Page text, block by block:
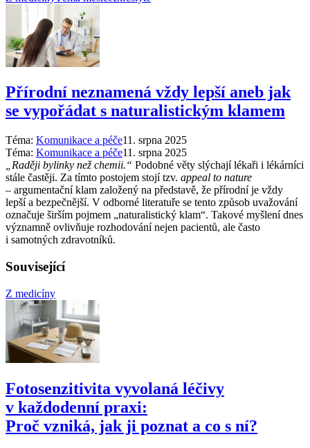
Přírodní neznamená vždy lepší aneb jak
se vypořádat s naturalistickým klamem
Téma: Komunikace a péče11. srpna 2025
Téma: Komunikace a péče11. srpna 2025
„Raději bylinky než chemii.“ Podobné věty slýchají lékaři i lékárníci
stále častěji. Za tímto postojem stojí tzv. appeal to nature
–⁠ argumentační klam založený na představě, že přírodní je vždy
lepší a bezpečnější. V odborné literatuře se tento způsob uvažování
označuje širším pojmem „naturalistický klam“. Takové myšlení dnes
významně ovlivňuje rozhodování nejen pacientů, ale často
i samotných zdravotníků.
Související
Z medicíny
Fotosenzitivita vyvolaná léčivy
v každodenní praxi:
Proč vzniká, jak ji poznat a co s ní?